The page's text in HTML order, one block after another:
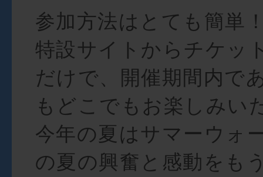
参加方法はとても簡単
特設サイトからチケッ
だけで、開催期間内で
もどこでもお楽しみい
今年の夏はサマーウォ
の夏の興奮と感動をも